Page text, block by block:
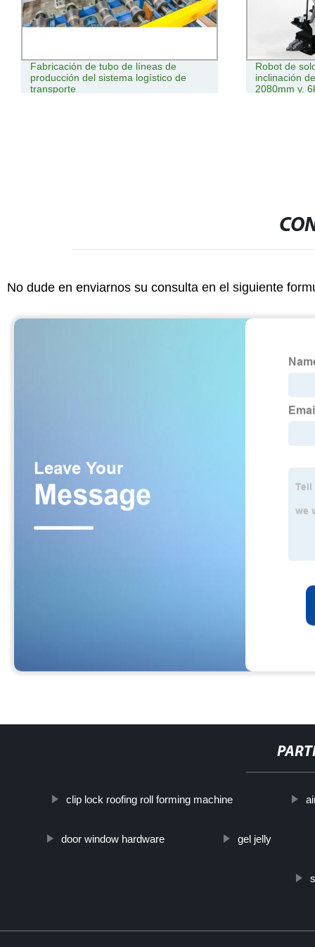
Fabricación de tubo de líneas de
producción del sistema logístico de
transporte
Robot de
inclinación
2080mm y.
No dude en enviarnos su consulta en el siguiente
clip lock roofing roll forming machine
door window hardware gel jelly